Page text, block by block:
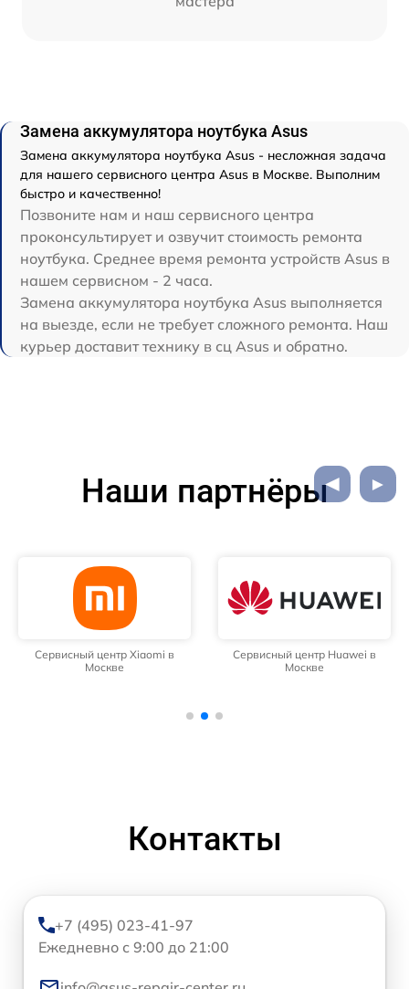
Замена аккумулятора ноутбука Asus
Замена аккумулятора ноутбука Asus - несложная задача
для нашего сервисного центра Asus в Москве. Выполним
быстро и качественно!
Позвоните нам и наш сервисного центра
проконсультирует и озвучит стоимость ремонта
ноутбука. Среднее время ремонта устройств Asus в
нашем сервисном - 2 часа.
Замена аккумулятора ноутбука Asus выполняется
на выезде, если не требует сложного ремонта. Наш
курьер доставит технику в сц Asus и обратно.
Наши партнёры
Сервисный центр Xiaomi в
Москве
Сервисный центр Huawei в
Москве
Контакты
+7 (495) 023-41-97
Ежедневно с 9:00 до 21:00